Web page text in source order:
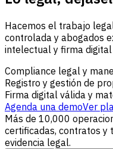
Hacemos el trabajo
controlada y abogados
intelectual y firma digital
Compliance legal y
Registro y gestión de
Firma digital válida y
Agenda una demoVer
Más de 10,000
certificadas, contratos y
evidencia legal.